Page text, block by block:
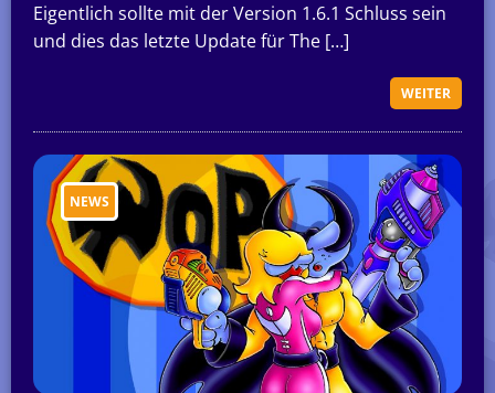
Eigentlich sollte mit der Version 1.6.1 Schluss sein
und dies das letzte Update für The […]
WEITER
NEWS